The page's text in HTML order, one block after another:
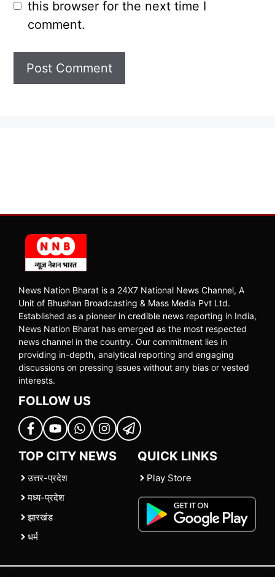
this browser for the next time I
comment.
News Nation Bharat is a 24X7 National News Channel, A
Unit of Bhushan Broadcasting & Mass Media Pvt Ltd.
Established as a pioneer in credible news reporting in India,
News Nation Bharat has emerged as the most respected
news channel in the country. Our commitment lies in
providing in-depth, analytical reporting and engaging
discussions on pressing issues without any bias or vested
interests.
FOLLOW US
TOP CITY NEWS
उत्तर-प्रदेश
मध्य-प्रदेश
झारखंड
धर्म
QUICK LINKS
Play Store